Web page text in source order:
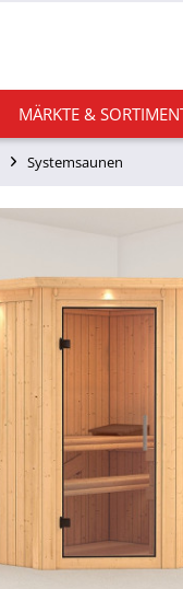
MÄRKTE &
Systemsaunen